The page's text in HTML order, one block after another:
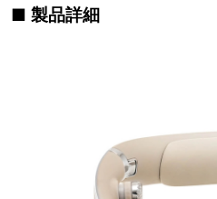
■ 製品詳細